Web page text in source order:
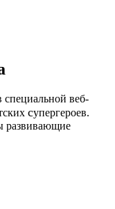
специальной веб-
cупергероев.
развивающие